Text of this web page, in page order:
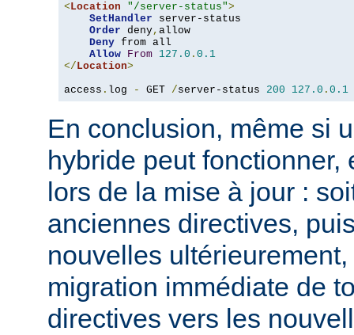
<Location "/server-status">
SetHandler server-status
Order deny, allow
Deny from all
Allow From 127.0 . 0.1
</Location>
access . log - GET /server-status 200 127.0 . 0.1
En conclusion, même si
hybride peut fonctionner,
lors de la mise à jour :
anciennes directives,
nouvelles
migration immédiate de
directives vers les